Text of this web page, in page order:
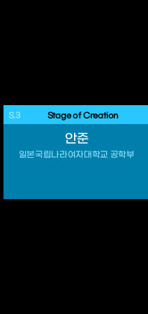
S.3 Stage of Creation
안준
일본국립나라여자대학교 공학부